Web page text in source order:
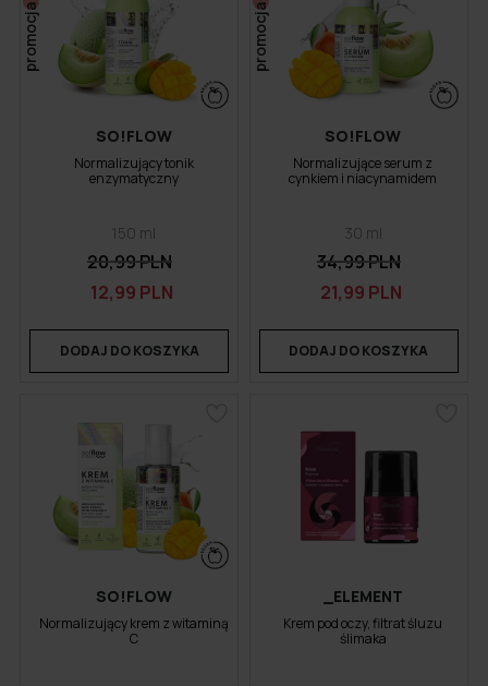
promocja
SO!FLOW
Normalizujący tonik
enzymatyczny
150 ml
20,99 PLN
12,99 PLN
DODAJ DO KOSZYKA
promocja
SO!FLOW
Normalizujące serum z
cynkiem i niacynamidem
30 ml
34,99 PLN
21,99 PLN
DODAJ DO KOSZYKA
SO!FLOW
Normalizujący krem z witaminą
C
_ELEMENT
Krem pod oczy, filtrat śluzu
ślimaka